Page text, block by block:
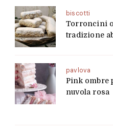
biscotti
Torroncini
tradizione
pavlova
Pink ombre
nuvola rosa